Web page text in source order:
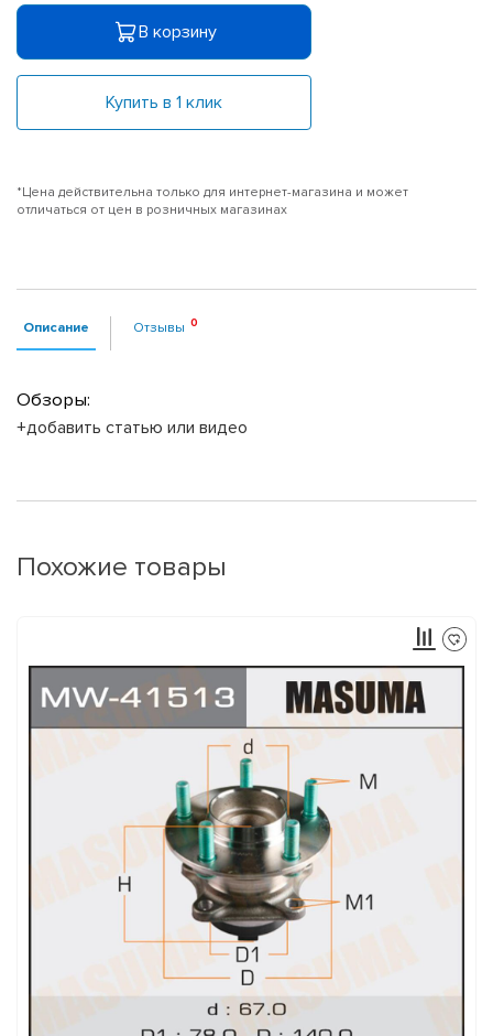
В корзину
Купить в 1 клик
*Цена действительна только для интернет-магазина и может
отличаться от цен в розничных магазинах
Описание Отзывы
Обзоры:
+добавить статью или видео
Похожие товары